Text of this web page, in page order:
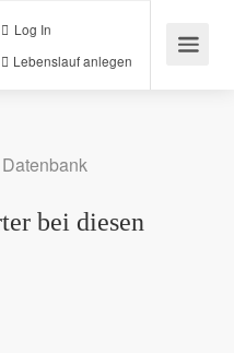
Lebenslauf anlegen
bei diesen